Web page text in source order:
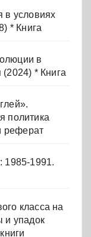
в условиях
* Книга
в
* Книга
политика
реферат
1985-1991.
класса на
и упадок